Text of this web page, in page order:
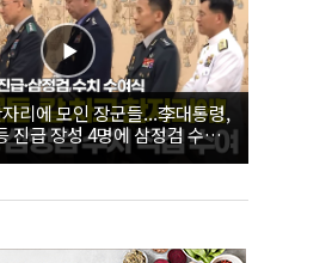
리에 모인 장군들...李대통령,
진급 장성 4명에 삼정검 수치
장성 진급·삼정검 수치